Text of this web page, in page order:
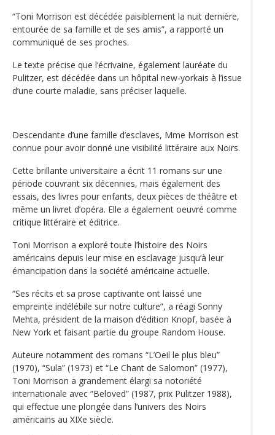
“Toni Morrison est décédée paisiblement la nuit dernière,
entourée de sa famille et de ses amis”, a rapporté un
communiqué de ses proches.
Le texte précise que l‘écrivaine, également lauréate du
Pulitzer, est décédée dans un hôpital new-yorkais à l’issue
d’une courte maladie, sans préciser laquelle.
Descendante d’une famille d’esclaves, Mme Morrison est
connue pour avoir donné une visibilité littéraire aux Noirs.
Cette brillante universitaire a écrit 11 romans sur une
période couvrant six décennies, mais également des
essais, des livres pour enfants, deux pièces de théâtre et
même un livret d’opéra. Elle a également oeuvré comme
critique littéraire et éditrice.
Toni Morrison a exploré toute l’histoire des Noirs
américains depuis leur mise en esclavage jusqu‘à leur
émancipation dans la société américaine actuelle.
“Ses récits et sa prose captivante ont laissé une
empreinte indélébile sur notre culture”, a réagi Sonny
Mehta, président de la maison d‘édition Knopf, basée à
New York et faisant partie du groupe Random House.
Auteure notamment des romans “L’Oeil le plus bleu”
(1970), “Sula” (1973) et “Le Chant de Salomon” (1977),
Toni Morrison a grandement élargi sa notoriété
internationale avec “Beloved” (1987, prix Pulitzer 1988),
qui effectue une plongée dans l’univers des Noirs
américains au XIXe siècle.